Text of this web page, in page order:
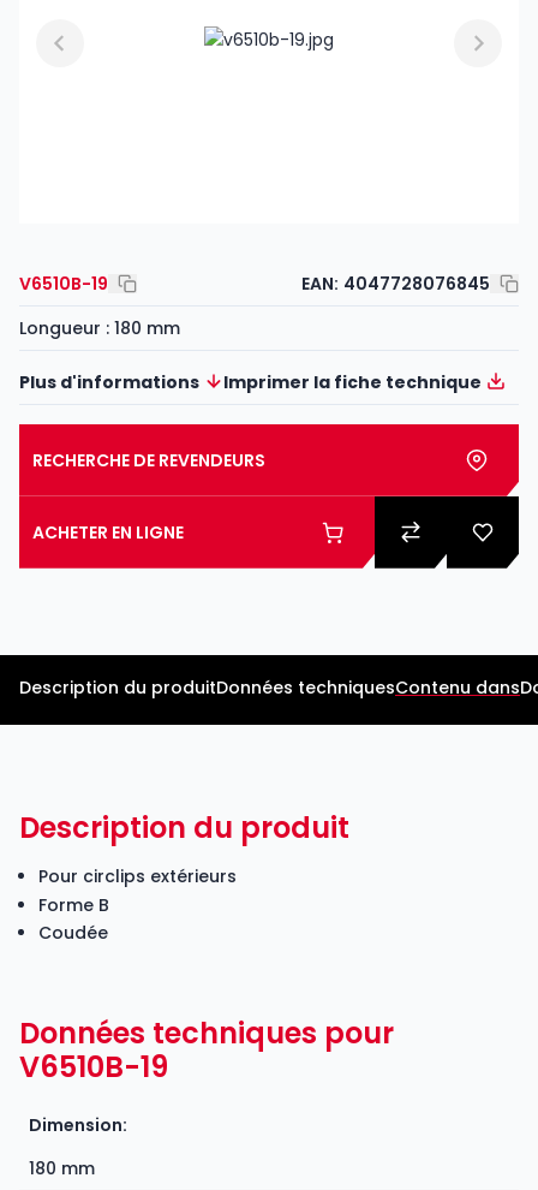
V6510B-19 EAN: 4047728076845
Longueur : 180 mm
Plus d'informations Imprimer la fiche technique
RECHERCHE DE REVENDEURS
ACHETER EN LIGNE
Description du produitDonnées techniquesContenu dans
Description du produit
Pour circlips extérieurs
Forme B
Coudée
Données techniques pour
V6510B-19
Dimension:
180 mm